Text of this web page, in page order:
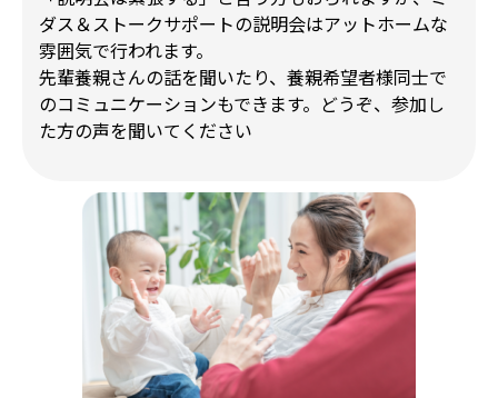
ダス＆ストークサポートの説明会はアットホームな
雰囲気で行われます。
先輩養親さんの話を聞いたり、養親希望者様同士で
のコミュニケーションもできます。どうぞ、参加し
た方の声を聞いてください